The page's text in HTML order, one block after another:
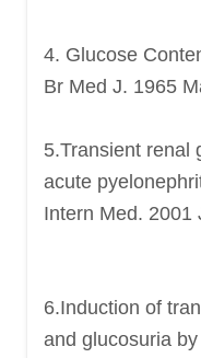
4. Glucose
Br Med J. 1965
5.Transient renal
acute
Intern Med. 2001
6.Induction of
and glucosuria